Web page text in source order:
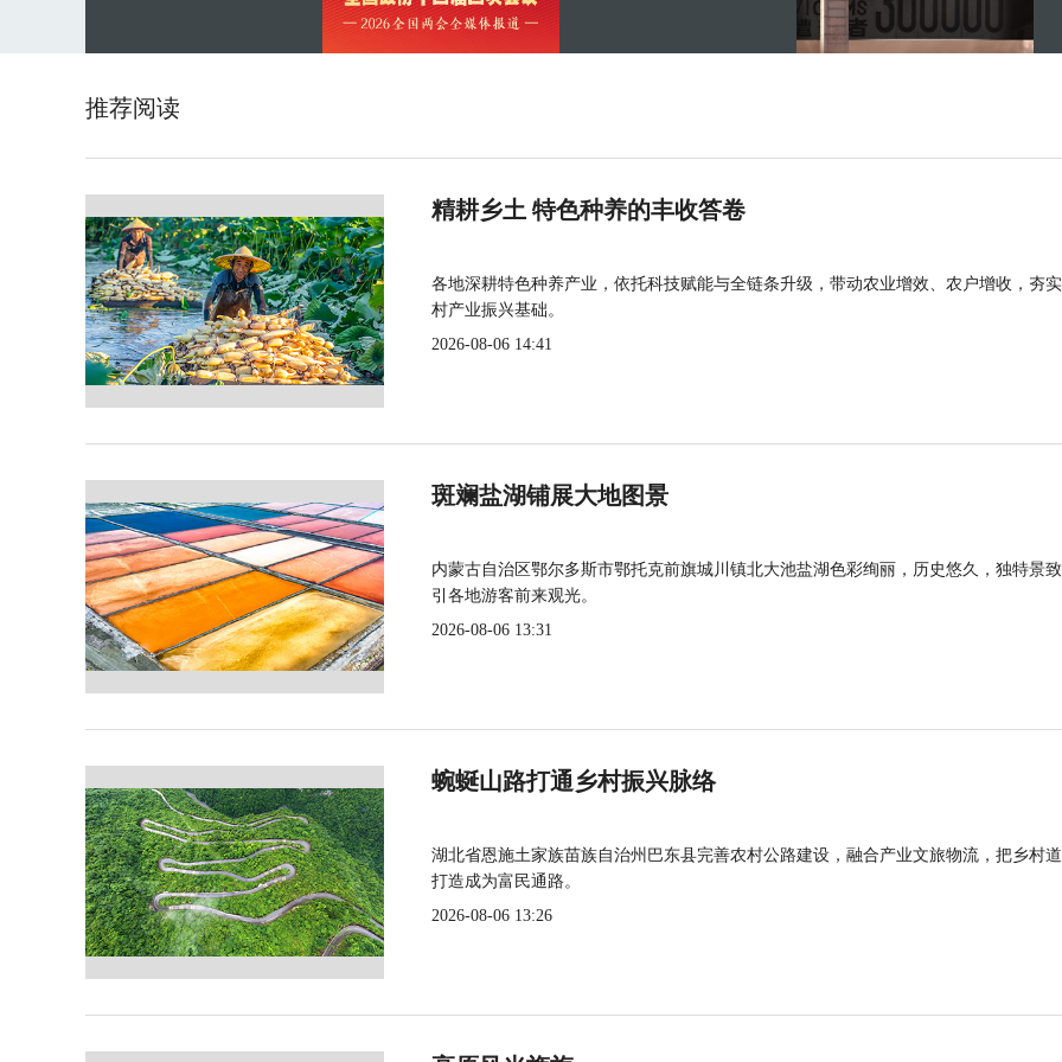
推荐阅读
精耕乡土 特色种养的丰收答卷
各地深耕特色种养产业，依托科技赋能与全链条升级，带动农业增效、农户增收，夯
村产业振兴基础。
2026-08-06 14:41
斑斓盐湖铺展大地图景
内蒙古自治区鄂尔多斯市鄂托克前旗城川镇北大池盐湖色彩绚丽，历史悠久，独特景
引各地游客前来观光。
2026-08-06 13:31
蜿蜒山路打通乡村振兴脉络
湖北省恩施土家族苗族自治州巴东县完善农村公路建设，融合产业文旅物流，把乡村
打造成为富民通路。
2026-08-06 13:26